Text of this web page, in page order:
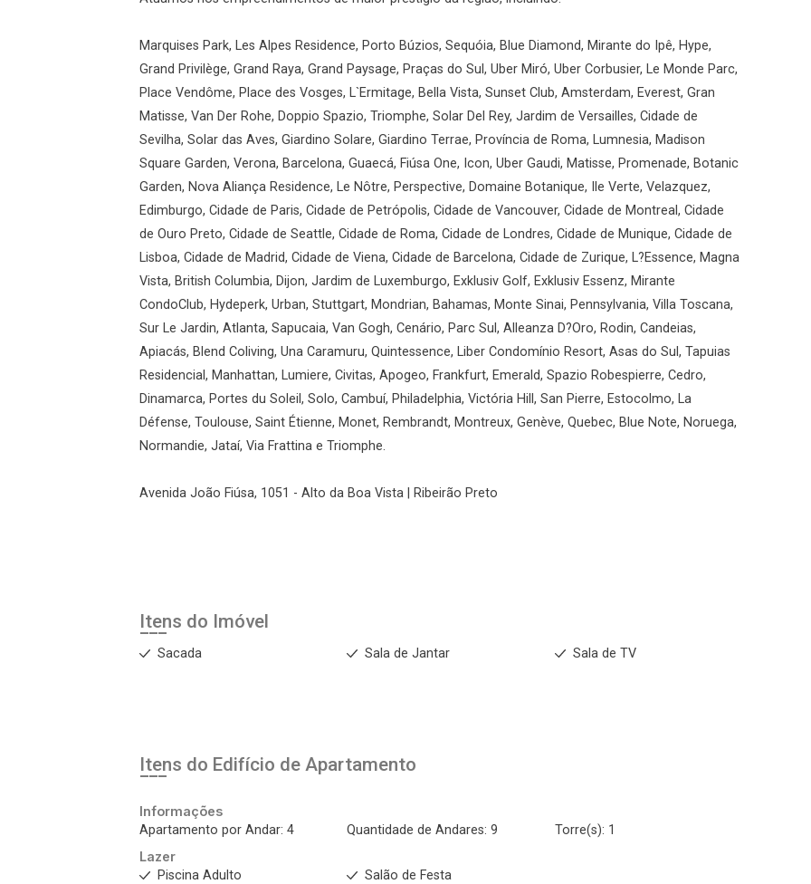
Marquises Park, Les Alpes Residence, Porto Búzios, Sequóia, Blue Diamond, Mirante do Ipê, Hype,
Grand Privilège, Grand Raya, Grand Paysage, Praças do Sul, Uber Miró, Uber Corbusier, Le Monde Parc,
Place Vendôme, Place des Vosges, L`Ermitage, Bella Vista, Sunset Club, Amsterdam, Everest, Gran
Matisse, Van Der Rohe, Doppio Spazio, Triomphe, Solar Del Rey, Jardim de Versailles, Cidade de
Sevilha, Solar das Aves, Giardino Solare, Giardino Terrae, Província de Roma, Lumnesia, Madison
Square Garden, Verona, Barcelona, Guaecá, Fiúsa One, Icon, Uber Gaudi, Matisse, Promenade, Botanic
Garden, Nova Aliança Residence, Le Nôtre, Perspective, Domaine Botanique, Ile Verte, Velazquez,
Edimburgo, Cidade de Paris, Cidade de Petrópolis, Cidade de Vancouver, Cidade de Montreal, Cidade
de Ouro Preto, Cidade de Seattle, Cidade de Roma, Cidade de Londres, Cidade de Munique, Cidade de
Lisboa, Cidade de Madrid, Cidade de Viena, Cidade de Barcelona, Cidade de Zurique, L?Essence, Magna
Vista, British Columbia, Dijon, Jardim de Luxemburgo, Exklusiv Golf, Exklusiv Essenz, Mirante
CondoClub, Hydeperk, Urban, Stuttgart, Mondrian, Bahamas, Monte Sinai, Pennsylvania, Villa Toscana,
Sur Le Jardin, Atlanta, Sapucaia, Van Gogh, Cenário, Parc Sul, Alleanza D?Oro, Rodin, Candeias,
Apiacás, Blend Coliving, Una Caramuru, Quintessence, Liber Condomínio Resort, Asas do Sul, Tapuias
Residencial, Manhattan, Lumiere, Civitas, Apogeo, Frankfurt, Emerald, Spazio Robespierre, Cedro,
Dinamarca, Portes du Soleil, Solo, Cambuí, Philadelphia, Victória Hill, San Pierre, Estocolmo, La
Défense, Toulouse, Saint Étienne, Monet, Rembrandt, Montreux, Genève, Quebec, Blue Note, Noruega,
Normandie, Jataí, Via Frattina e Triomphe.
Avenida João Fiúsa, 1051 - Alto da Boa Vista | Ribeirão Preto
Itens do Imóvel
Sacada Sala de Jantar Sala de TV
Itens do Edifício de Apartamento
Informações
Apartamento por Andar: 4
Quantidade de Andares: 9
Torre(s): 1
Lazer
Piscina Adulto
Salão de Festa